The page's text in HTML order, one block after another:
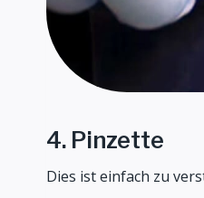
4. Pinzette
Dies ist einfach zu